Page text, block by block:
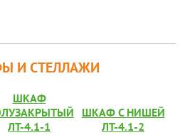
И СТЕЛЛАЖИ
ШКАФ
ЛТ-4.1-1
ШКАФ С НИШЕЙ
ЛТ-4.1-2